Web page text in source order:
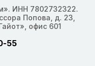
ИНН 7802732322.
Попова, д. 23,
офис 601
55